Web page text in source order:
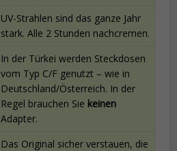
UV-Strahlen sind das ganze Jahr
stark. Alle 2 Stunden nachcremen.
In der Türkei werden Steckdosen
vom Typ C/F genutzt – wie in
Deutschland/Österreich. In der
Regel brauchen Sie keinen
Adapter.
Das Original sicher verstauen, die